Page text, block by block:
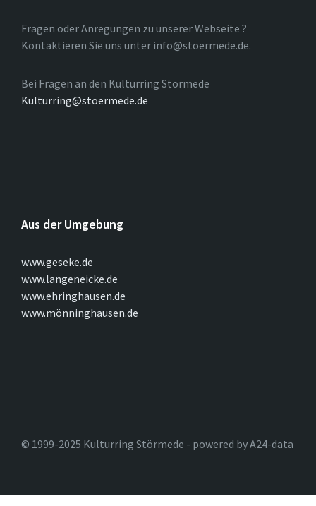
Fragen oder Anregungen zu unserer Webseite ?
Kontaktieren Sie uns unter info@stoermede.de.
Bei Fragen an den Kulturring Störmede
Kulturring@stoermede.de
Aus der Umgebung
www.geseke.de
www.langeneicke.de
www.ehringhausen.de
www.mönninghausen.de
© 1999-2025 Kulturring Störmede - powered by A24-data